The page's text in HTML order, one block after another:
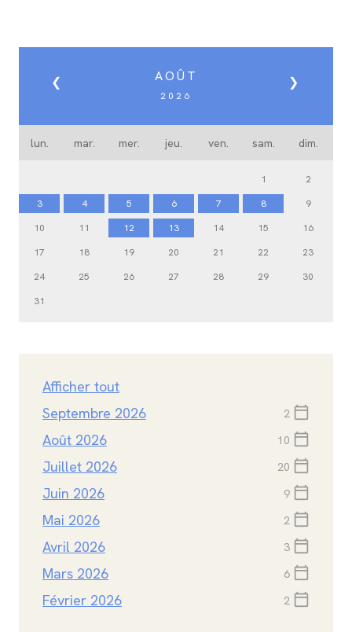
❮ ❯
AOÛT
2026
lun. mar. mer. jeu. ven. sam. dim.
1
2
3
4 5 6 7 8
9
10
11 12 13 14 15
16
17
18 19 20 21 22
23
24
25 26 27 28 29
30
31
Afficher tout
Septembre 2026
2 calendar_today
Août 2026 10 calendar_today
Juillet 2026 20 calendar_today
Juin 2026 9 calendar_today
Mai 2026 2 calendar_today
Avril 2026 3 calendar_today
Mars 2026 6 calendar_today
Février 2026 2 calendar_today